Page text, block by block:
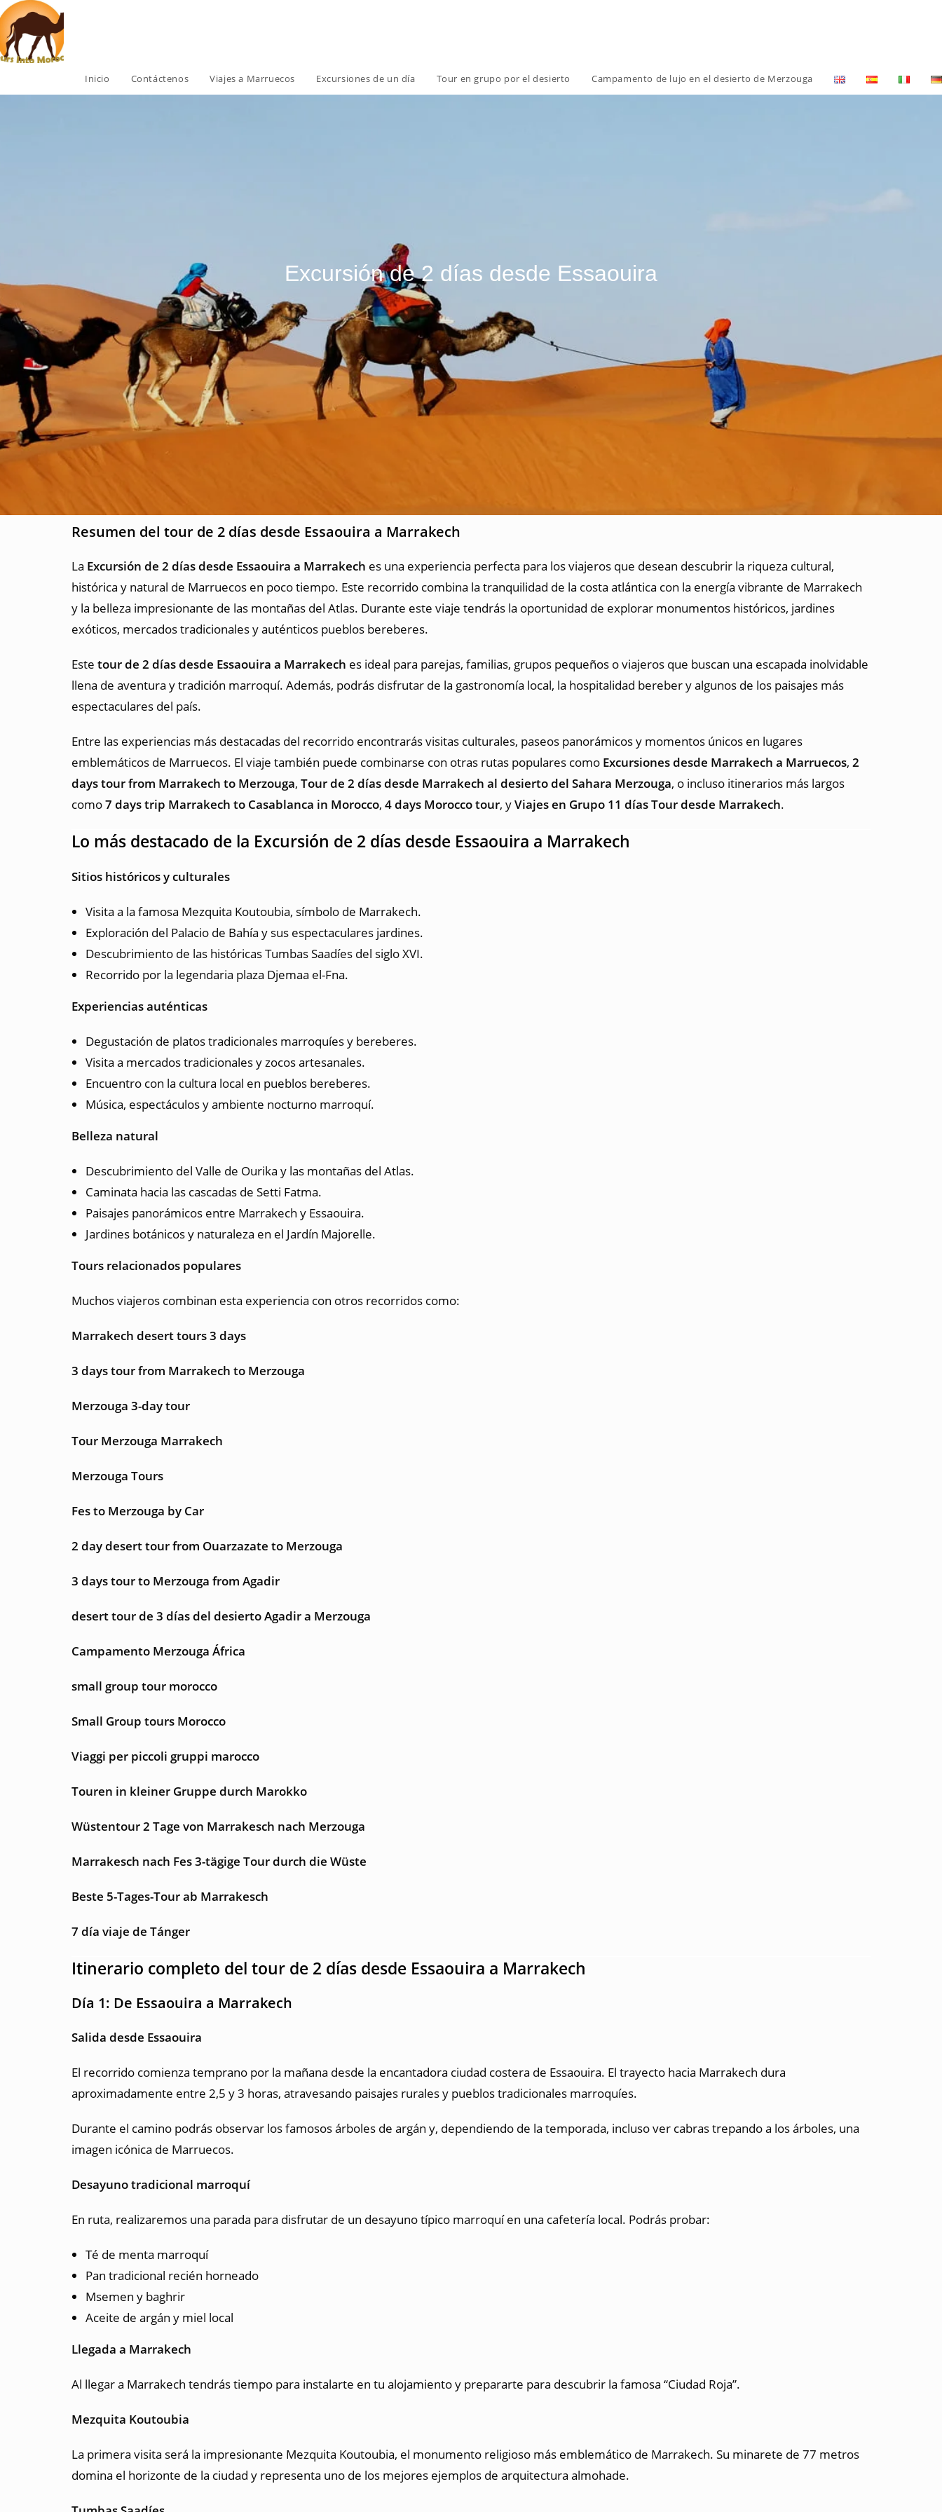
Inicio Contáctenos Viajes a Marruecos Excursiones de un día Tour en grupo por el desierto Campamento de lujo en el desierto de Merzouga
Excursión de 2 días desde Essaouira
Resumen del tour de 2 días desde Essaouira a Marrakech
La Excursión de 2 días desde Essaouira a Marrakech es una experiencia perfecta para los viajeros que desean descubrir la riqueza cultural,
histórica y natural de Marruecos en poco tiempo. Este recorrido combina la tranquilidad de la costa atlántica con la energía vibrante de Marrakech
y la belleza impresionante de las montañas del Atlas. Durante este viaje tendrás la oportunidad de explorar monumentos históricos, jardines
exóticos, mercados tradicionales y auténticos pueblos bereberes.
Este tour de 2 días desde Essaouira a Marrakech es ideal para parejas, familias, grupos pequeños o viajeros que buscan una escapada inolvidable
llena de aventura y tradición marroquí. Además, podrás disfrutar de la gastronomía local, la hospitalidad bereber y algunos de los paisajes más
espectaculares del país.
Entre las experiencias más destacadas del recorrido encontrarás visitas culturales, paseos panorámicos y momentos únicos en lugares
emblemáticos de Marruecos. El viaje también puede combinarse con otras rutas populares como Excursiones desde Marrakech a Marruecos, 2
days tour from Marrakech to Merzouga, Tour de 2 días desde Marrakech al desierto del Sahara Merzouga, o incluso itinerarios más largos
como7 days trip Marrakech to Casablanca in Morocco, 4 days Morocco tour, yViajes en Grupo 11 días Tour desde Marrakech.
Lo más destacado de la Excursión de 2 días desde Essaouira a Marrakech
Sitios históricos y culturales
Visita a la famosa Mezquita Koutoubia, símbolo de Marrakech.
Exploración del Palacio de Bahía y sus espectaculares jardines.
Descubrimiento de las históricas Tumbas Saadíes del siglo XVI.
Recorrido por la legendaria plaza Djemaa el-Fna.
Experiencias auténticas
Degustación de platos tradicionales marroquíes y bereberes.
Visita a mercados tradicionales y zocos artesanales.
Encuentro con la cultura local en pueblos bereberes.
Música, espectáculos y ambiente nocturno marroquí.
Belleza natural
Descubrimiento del Valle de Ourika y las montañas del Atlas.
Caminata hacia las cascadas de Setti Fatma.
Paisajes panorámicos entre Marrakech y Essaouira.
Jardines botánicos y naturaleza en el Jardín Majorelle.
Tours relacionados populares
Muchos viajeros combinan esta experiencia con otros recorridos como:
Marrakech desert tours 3 days
3 days tour from Marrakech to Merzouga
Merzouga 3-day tour
Tour Merzouga Marrakech
Merzouga Tours
Fes to Merzouga by Car
2 day desert tour from Ouarzazate to Merzouga
3 days tour to Merzouga from Agadir
desert tour de 3 días del desierto Agadir a Merzouga
Campamento Merzouga África
small group tour morocco
Small Group tours Morocco
Viaggi per piccoli gruppi marocco
Touren in kleiner Gruppe durch Marokko
Wüstentour 2 Tage von Marrakesch nach Merzouga
Marrakesch nach Fes 3-tägige Tour durch die Wüste
Beste 5-Tages-Tour ab Marrakesch
7 día viaje de Tánger
Itinerario completo del tour de 2 días desde Essaouira a Marrakech
Día 1: De Essaouira a Marrakech
Salida desde Essaouira
El recorrido comienza temprano por la mañana desde la encantadora ciudad costera de Essaouira. El trayecto hacia Marrakech dura
aproximadamente entre 2,5 y 3 horas, atravesando paisajes rurales y pueblos tradicionales marroquíes.
Durante el camino podrás observar los famosos árboles de argán y, dependiendo de la temporada, incluso ver cabras trepando a los árboles, una
imagen icónica de Marruecos.
Desayuno tradicional marroquí
En ruta, realizaremos una parada para disfrutar de un desayuno típico marroquí en una cafetería local. Podrás probar:
Té de menta marroquí
Pan tradicional recién horneado
Msemen y baghrir
Aceite de argán y miel local
Llegada a Marrakech
Al llegar a Marrakech tendrás tiempo para instalarte en tu alojamiento y prepararte para descubrir la famosa “Ciudad Roja”.
Mezquita Koutoubia
La primera visita será la impresionante Mezquita Koutoubia, el monumento religioso más emblemático de Marrakech. Su minarete de 77 metros
domina el horizonte de la ciudad y representa uno de los mejores ejemplos de arquitectura almohade.